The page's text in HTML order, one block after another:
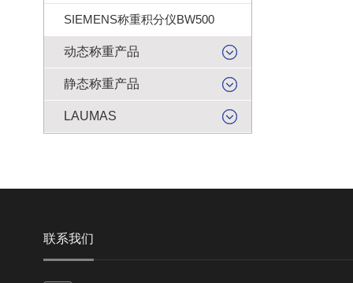
SIEMENS称重积分仪BW500
动态称重产品
静态称重产品
LAUMAS
联系我们